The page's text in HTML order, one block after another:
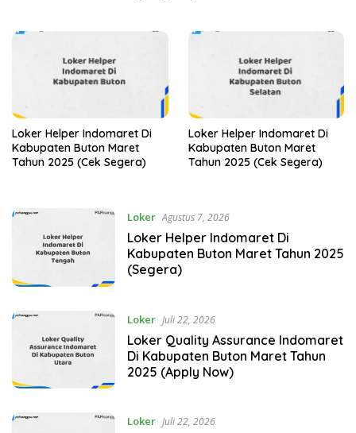
Loker Helper Indomaret Di
Kabupaten Buton Maret
Tahun 2025 (Cek Segera)
Loker Helper Indomaret Di
Kabupaten Buton Maret
Tahun 2025 (Cek Segera)
Loker Agustus 7, 2026
Loker Helper Indomaret Di
Kabupaten Buton Maret Tahun 2025
(Segera)
Loker Juli 22, 2026
Loker Quality Assurance Indomaret
Di Kabupaten Buton Maret Tahun
2025 (Apply Now)
Loker Juli 22, 2026